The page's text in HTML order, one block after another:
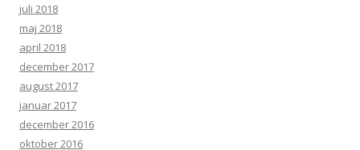
juli 2018
maj 2018
april 2018
december 2017
august 2017
januar 2017
december 2016
oktober 2016